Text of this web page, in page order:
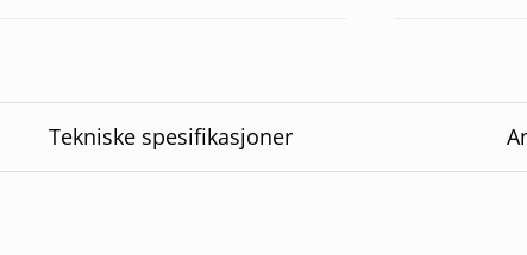
Tekniske spesifikasjoner